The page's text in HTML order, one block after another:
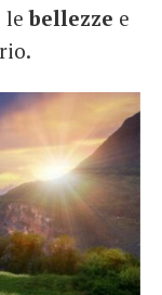
lebellezze e